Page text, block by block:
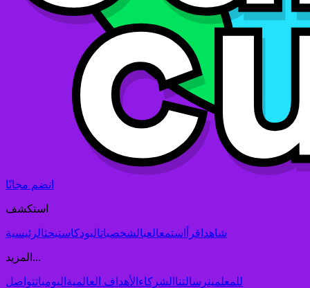
انضم مجانًا
استكشف
شاهد اقرأ استمعالعبالشخصياتالبودكاستبحثالرئيسية
المزيد...
للمعلمينرسالتنا الشركاء الأهداف العالمية اليومياتتواصل